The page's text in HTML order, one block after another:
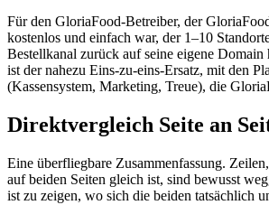
Für den GloriaFood-Betreiber, der
kostenlos und einfach war, der 1–10
Bestellkanal zurück auf seine eigene
ist der nahezu Eins-zu-eins-Ersatz, mit den
(Kassensystem, Marketing, Treue), die
Direktvergleich Seite an
Eine überfliegbare Zusammenfassung.
auf beiden Seiten gleich ist, sind bewusst
ist zu zeigen, wo sich die beiden tatsächlich